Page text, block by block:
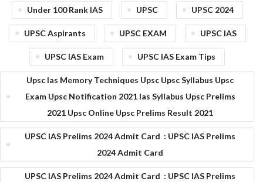
Under 100 Rank IAS UPSC UPSC 2024
UPSC Aspirants UPSC EXAM UPSC IAS
UPSC IAS Exam UPSC IAS Exam Tips
Upsc Ias Memory Techniques Upsc Upsc Syllabus Upsc
Exam Upsc Notification 2021 Ias Syllabus Upsc Prelims
2021 Upsc Online Upsc Prelims Result 2021
UPSC IAS Prelims 2024 Admit Card : UPSC IAS Prelims
2024 Admit Card
UPSC IAS Prelims 2024 Admit Card : UPSC IAS Prelims